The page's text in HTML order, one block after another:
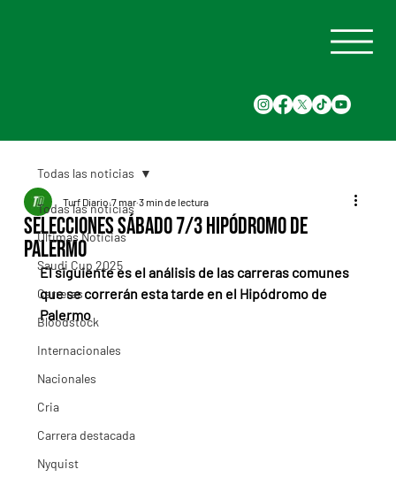
Todas las noticias
Últimas Noticias
Saudi Cup 2025
Carreras
Bloodstock
Internacionales
Nacionales
Cria
Carrera destacada
Nyquist
Todas las noticias
Selecciones Sábado 7/3 Hipódromo de
Palermo
Turf Diario 7 mar 3 min de lectura
El siguiente es el análisis de las carreras comunes
que se correrán esta tarde en el Hipódromo de
Palermo